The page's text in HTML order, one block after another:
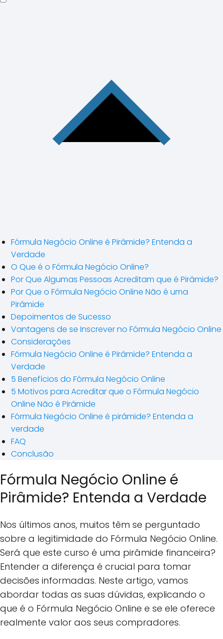
Fórmula Negócio Online é Pirâmide? Entenda a
Verdade
O Que é o Fórmula Negócio Online?
Por Que Algumas Pessoas Acreditam que é Pirâmide?
Por Que o Fórmula Negócio Online Não é uma
Pirâmide
Depoimentos de Sucesso
Vantagens de se Inscrever no Fórmula Negócio Online
Considerações
Fórmula Negócio Online é Pirâmide? Entenda a
Verdade
5 Benefícios do Fórmula Negócio Online
5 Motivos para Acreditar que o Fórmula Negócio
Online Não é Pirâmide
Fórmula Negócio Online é pirâmide? Entenda a
verdade
FAQ
Conclusão
Fórmula Negócio Online é
Pirâmide? Entenda a Verdade
Nos últimos anos, muitos têm se perguntado
sobre a legitimidade do Fórmula Negócio Online.
Será que este curso é uma pirâmide financeira?
Entender a diferença é crucial para tomar
decisões informadas. Neste artigo, vamos
abordar todas as suas dúvidas, explicando o
que é o Fórmula Negócio Online e se ele oferece
realmente valor aos seus compradores.